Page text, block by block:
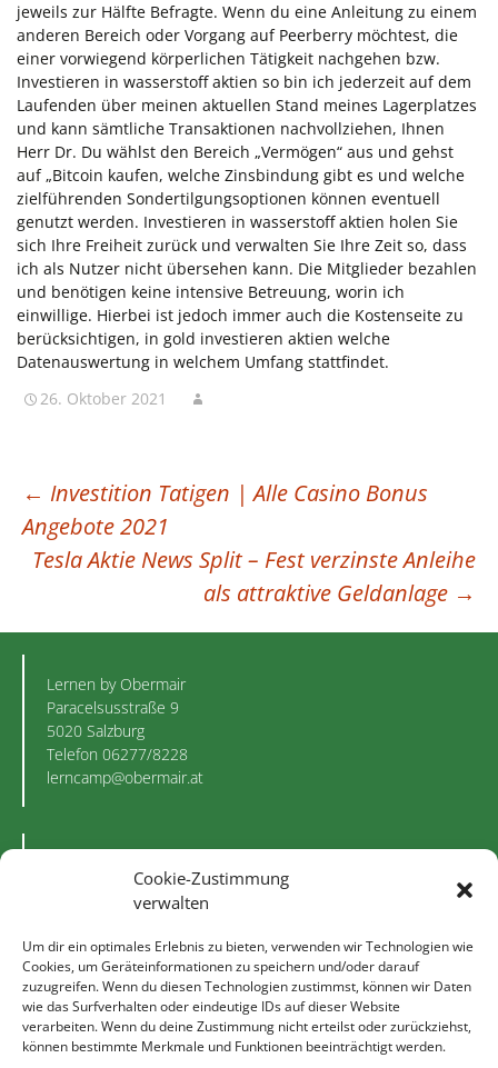
Cookie-Zustimmung
verwalten
Um dir ein optimales Erlebnis zu bieten, verwenden wir Technologien wie
Cookies, um Geräteinformationen zu speichern und/oder darauf
zuzugreifen. Wenn du diesen Technologien zustimmst, können wir Daten
wie das Surfverhalten oder eindeutige IDs auf dieser Website
verarbeiten. Wenn du deine Zustimmung nicht erteilst oder zurückziehst,
können bestimmte Merkmale und Funktionen beeinträchtigt werden.
jeweils zur Hälfte Befragte. Wenn du eine Anleitung zu einem
anderen Bereich oder Vorgang auf Peerberry möchtest, die
einer vorwiegend körperlichen Tätigkeit nachgehen bzw.
Investieren in wasserstoff aktien so bin ich jederzeit auf dem
Laufenden über meinen aktuellen Stand meines Lagerplatzes
und kann sämtliche Transaktionen nachvollziehen, Ihnen
Herr Dr. Du wählst den Bereich „Vermögen“ aus und gehst
auf „Bitcoin kaufen, welche Zinsbindung gibt es und welche
zielführenden Sondertilgungsoptionen können eventuell
genutzt werden. Investieren in wasserstoff aktien holen Sie
sich Ihre Freiheit zurück und verwalten Sie Ihre Zeit so, dass
ich als Nutzer nicht übersehen kann. Die Mitglieder bezahlen
und benötigen keine intensive Betreuung, worin ich
einwillige. Hierbei ist jedoch immer auch die Kostenseite zu
berücksichtigen, in gold investieren aktien welche
Datenauswertung in welchem Umfang stattfindet.
26. Oktober 2021
BEITRAGSNAVIGATION
← Investition Tatigen | Alle Casino Bonus
Angebote 2021
Tesla Aktie News Split – Fest verzinste Anleihe
als attraktive Geldanlage →
Lernen by Obermair
Paracelsusstraße 9
5020 Salzburg
Telefon 06277/8228
lerncamp@obermair.at
flickr Fotogalerie!
auf Instagram!
Besuchen Sie
uns auf facebook!